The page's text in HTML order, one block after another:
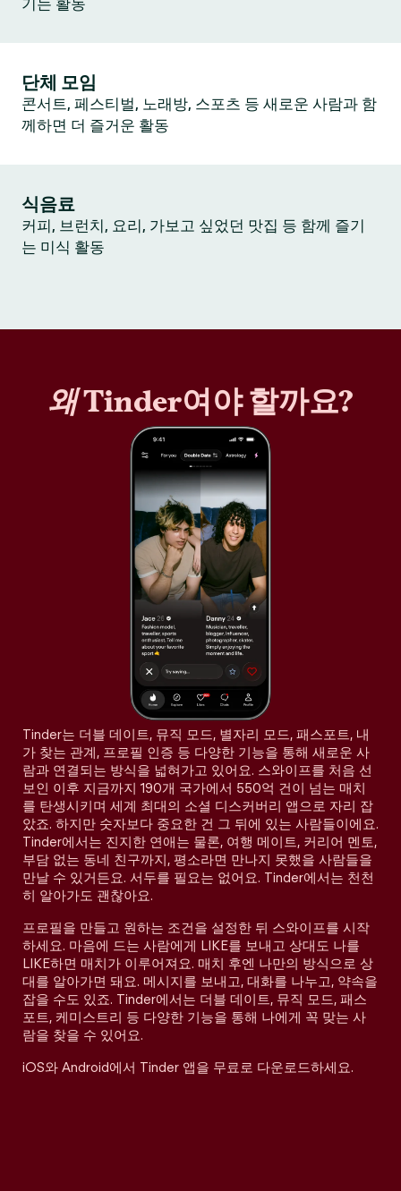
기는 활동
단체 모임
콘서트, 페스티벌, 노래방, 스포츠 등 새로운 사람과 함
께하면 더 즐거운 활동
식음료
커피, 브런치, 요리, 가보고 싶었던 맛집 등 함께 즐기
는 미식 활동
왜Tinder여야 할까요?
Tinder는 더블 데이트, 뮤직 모드, 별자리 모드, 패스포트, 내
가 찾는 관계, 프로필 인증 등 다양한 기능을 통해 새로운 사
람과 연결되는 방식을 넓혀가고 있어요. 스와이프를 처음 선
보인 이후 지금까지 190개 국가에서 550억 건이 넘는 매치
를 탄생시키며 세계 최대의 소셜 디스커버리 앱으로 자리 잡
았죠. 하지만 숫자보다 중요한 건 그 뒤에 있는 사람들이에요.
Tinder에서는 진지한 연애는 물론, 여행 메이트, 커리어 멘토,
부담 없는 동네 친구까지, 평소라면 만나지 못했을 사람들을
만날 수 있거든요. 서두를 필요는 없어요. Tinder에서는 천천
히 알아가도 괜찮아요.
프로필을 만들고 원하는 조건을 설정한 뒤 스와이프를 시작
하세요. 마음에 드는 사람에게 LIKE를 보내고 상대도 나를
LIKE하면 매치가 이루어져요. 매치 후엔 나만의 방식으로 상
대를 알아가면 돼요. 메시지를 보내고, 대화를 나누고, 약속을
잡을 수도 있죠. Tinder에서는 더블 데이트, 뮤직 모드, 패스
포트, 케미스트리 등 다양한 기능을 통해 나에게 꼭 맞는 사
람을 찾을 수 있어요.
iOS와 Android에서 Tinder 앱을 무료로 다운로드하세요.